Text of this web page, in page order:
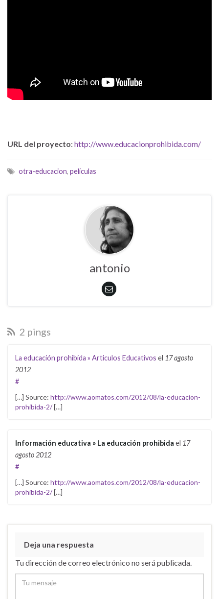
URL del proyecto: http://www.educacionprohibida.com/
otra-educacion, películas
antonio
2 pings
La educación prohibida » Articulos Educativos el 17 agosto
2012
#
[…] Source: http://www.aomatos.com/2012/08/la-educacion-
prohibida-2/[…]
Información educativa » La educación prohibida el 17
agosto 2012
#
[…] Source: http://www.aomatos.com/2012/08/la-educacion-
prohibida-2/[…]
Deja una respuesta
Tu dirección de correo electrónico no será publicada.